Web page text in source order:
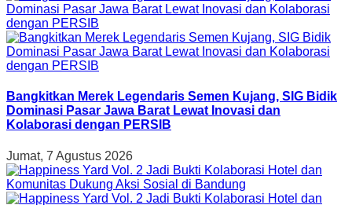
Bangkitkan Merek Legendaris Semen Kujang, SIG Bidik
Dominasi Pasar Jawa Barat Lewat Inovasi dan
Kolaborasi dengan PERSIB
Jumat, 7 Agustus 2026